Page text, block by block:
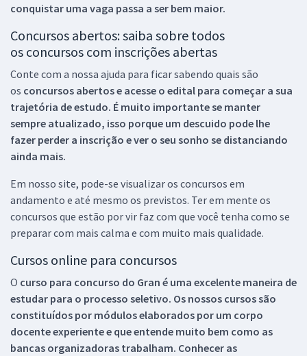
conquistar uma vaga passa a ser bem maior.
Concursos abertos: saiba sobre todos
os concursos com inscrições abertas
Conte com a nossa ajuda para ficar sabendo quais são
os concursos abertos e acesse o edital para começar a sua
trajetória de estudo. É muito importante se manter
sempre atualizado, isso porque um descuido pode lhe
fazer perder a inscrição e ver o seu sonho se distanciando
ainda mais.
Em nosso site, pode-se visualizar os concursos em
andamento e até mesmo os previstos. Ter em mente os
concursos que estão por vir faz com que você tenha como se
preparar com mais calma e com muito mais qualidade.
Cursos online para concursos
O curso para concurso do Gran é uma excelente maneira de
estudar para o processo seletivo. Os nossos cursos são
constituídos por módulos elaborados por um corpo
docente experiente e que entende muito bem como as
bancas organizadoras trabalham. Conhecer as